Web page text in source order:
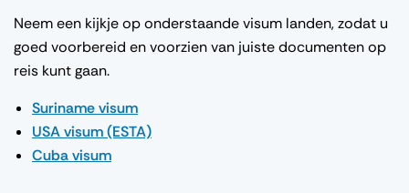
Neem een kijkje op onderstaande visum landen, zodat u
goed voorbereid en voorzien van juiste documenten op
reis kunt gaan.
Suriname visum
USA visum (ESTA)
Cuba visum